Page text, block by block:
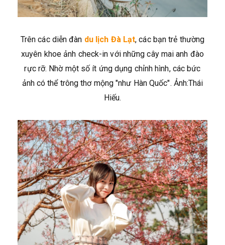
Trên các diễn đàn du lịch Đà Lạt, các bạn trẻ thường
xuyên khoe ảnh check-in với những cây mai anh đào
rực rỡ. Nhờ một số ít ứng dụng chỉnh hình, các bức
ảnh có thể trông thơ mộng "như Hàn Quốc". Ảnh:Thái
Hiếu.